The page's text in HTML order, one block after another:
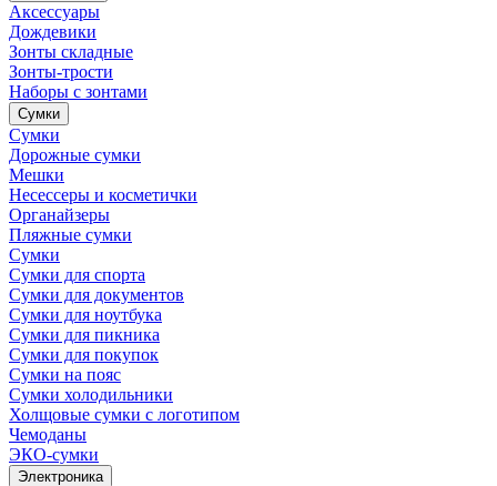
Аксессуары
Дождевики
Зонты складные
Зонты-трости
Наборы с зонтами
Сумки
Сумки
Дорожные сумки
Мешки
Несессеры и косметички
Органайзеры
Пляжные сумки
Сумки
Сумки для спорта
Сумки для документов
Сумки для ноутбука
Сумки для пикника
Сумки для покупок
Сумки на пояс
Сумки холодильники
Холщовые сумки с логотипом
Чемоданы
ЭКО-сумки
Электроника